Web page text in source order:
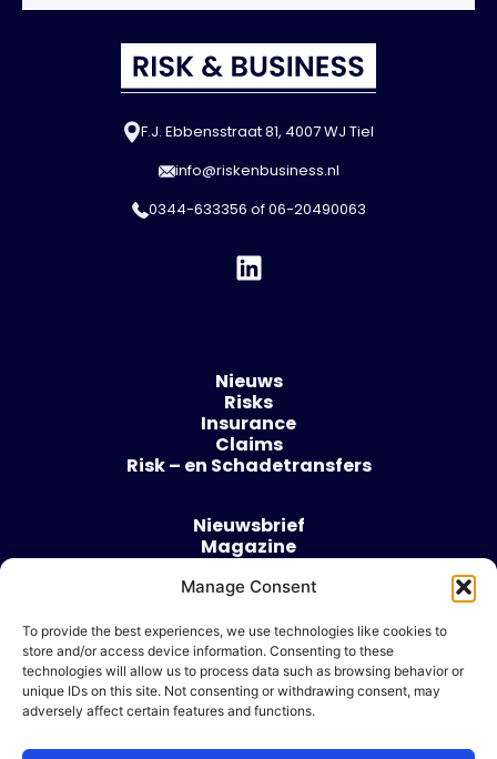
Manage Consent
To provide the best experiences, we use technologies like cookies to
store and/or access device information. Consenting to these
technologies will allow us to process data such as browsing behavior or
unique IDs on this site. Not consenting or withdrawing consent, may
adversely affect certain features and functions.
F.J. Ebbensstraat 81, 4007 WJ Tiel
info@riskenbusiness.nl
0344-633356 of06-20490063
Nieuws
Risks
Insurance
Claims
Risk – en Schadetransfers
Nieuwsbrief
Magazine
Over
Algemene voorwaarden
Cookie beleid